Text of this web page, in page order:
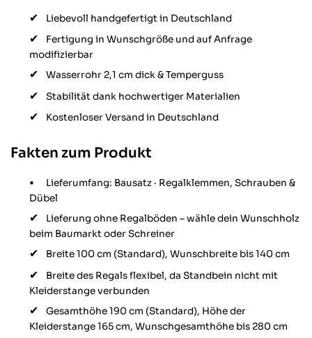
Liebevoll handgefertigt in Deutschland
Fertigung in Wunschgröße und auf Anfrage
modifizierbar
Wasserrohr 2,1 cm dick & Temperguss
Stabilität dank hochwertiger Materialien
Kostenloser Versand in Deutschland
Fakten zum Produkt
Lieferumfang: Bausatz · Regalklemmen, Schrauben &
Dübel
Lieferung ohne Regalböden – wähle dein Wunschholz
beim Baumarkt oder Schreiner
Breite 100 cm (Standard), Wunschbreite bis 140 cm
Breite des Regals flexibel, da Standbein nicht mit
Kleiderstange verbunden
Gesamthöhe 190 cm (Standard), Höhe der
Kleiderstange 165 cm, Wunschgesamthöhe bis 280 cm